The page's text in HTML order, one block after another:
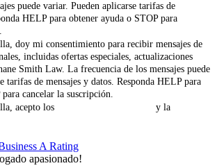
puede variar. Pueden aplicarse tarifas de
HELP para obtener ayuda o STOP para
doy mi consentimiento para recibir mensajes de
incluidas ofertas especiales, actualizaciones
Smith Law. La frecuencia de los mensajes puede
tarifas de mensajes y datos. Responda HELP para
cancelar la suscripción.
acepto los
y la
apasionado!